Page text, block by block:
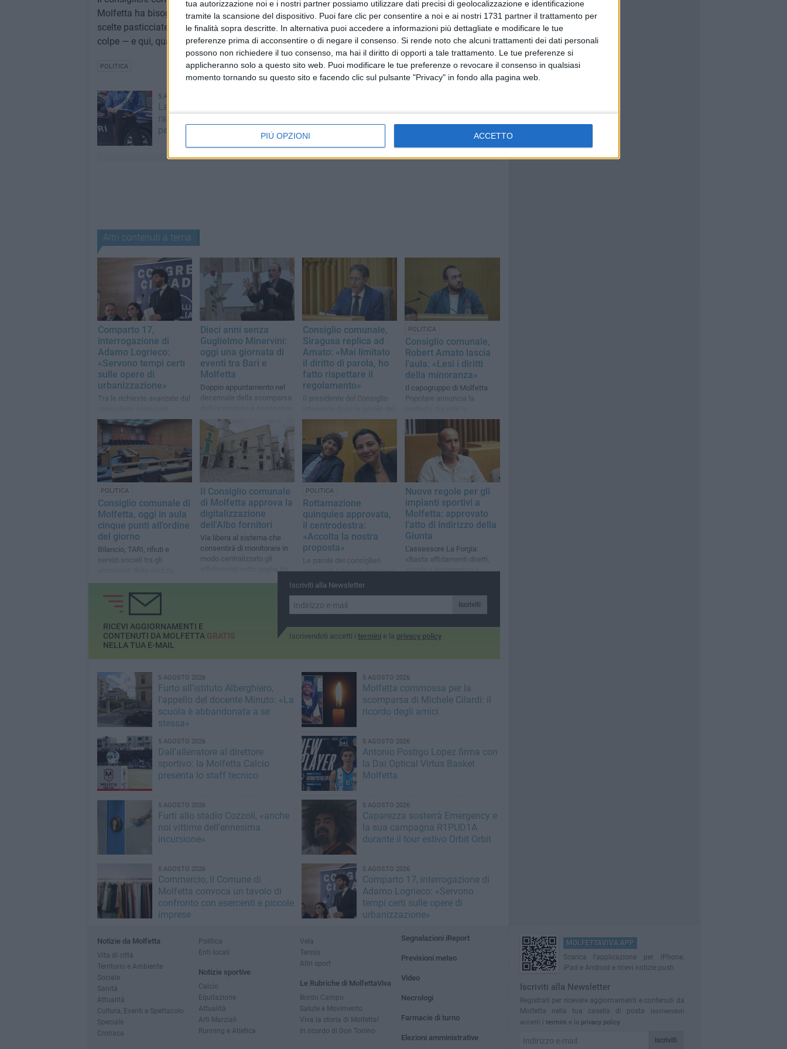
tua autorizzazione noi e i nostri partner possiamo utilizzare dati precisi di geolocalizzazione e identificazione
tramite la scansione del dispositivo. Puoi fare clic per consentire a noi e ai nostri 1731 partner il trattamento per
le finalità sopra descritte. In alternativa puoi accedere a informazioni più dettagliate e modificare le tue
preferenze prima di acconsentire o di negare il consenso. Si rende noto che alcuni trattamenti dei dati personali
possono non richiedere il tuo consenso, ma hai il diritto di opporti a tale trattamento. Le tue preferenze si
applicheranno solo a questo sito web. Puoi modificare le tue preferenze o revocare il consenso in qualsiasi
momento tornando su questo sito e facendo clic sul pulsante "Privacy" in fondo alla pagina web.
PIÙ OPZIONI ACCETTO
Molfetta ha bisogno di regole chiare, trasparenza e responsabilità vera, non di scaricabarile e
scelte pasticciate. Il tempo dell'approssimazione è finito: chi governa deve assumersi le proprie
colpe — e qui, qualcuno, ne ha accumulate fin troppe».
POLITICA
5 AGOSTO 2026
Ladri all'istituto Alberghiero:
razzia di apparecchiature,
persino una tv
Altri contenuti a tema
Comparto 17,
interrogazione di
Adamo Logrieco:
«Servono tempi certi
sulle opere di
urbanizzazione»
Tra le richieste avanzate dal
figurano informazioni sullo
stato di avanzamento delle
opere previste
Dieci anni senza
Guglielmo Minervini:
oggi una giornata di
eventi tra Bari e
Molfetta
Doppio appuntamento nel
decennale della scomparsa
regionale
Consiglio comunale,
Siragusa replica ad
Amato: «Mai limitato
il diritto di parola, ho
fatto rispettare il
regolamento»
Il presidente del Consiglio
capogruppo di Molfetta
POLITICA
Consiglio comunale,
Robert Amato lascia
l'aula: «Lesi i diritti
della minoranza»
Il capogruppo di Molfetta
Popolare annuncia la
discussione sul DUP
POLITICA
Consiglio comunale di
Molfetta, oggi in aula
cinque punti all'ordine
del giorno
Bilancio, TARI, rifiuti e
servizi sociali tra gli
convocata
Il Consiglio comunale
di Molfetta approva la
digitalizzazione
dell'Albo fornitori
Via libera al sistema che
consentirà di monitorare in
modo centralizzato gli
affidamenti sotto soglia tra i
POLITICA
Rottamazione
quinquies approvata,
il centrodestra:
«Accolta la nostra
proposta»
Le parole dei consiglieri
comunali Adamo Logrieco e
Mariangela Azzollini
Nuove regole per gli
impianti sportivi a
Molfetta: approvato
l'atto di indirizzo della
Giunta
L'assessore La Forgia:
«Basta affidamenti diretti,
spazio a trasparenza e
Iscriviti alla Newsletter
Iscriviti
Iscrivendoti accetti i termini e la privacy policy
RICEVI AGGIORNAMENTI E
CONTENUTI DA MOLFETTA GRATIS
NELLA TUA E-MAIL
5 AGOSTO 2026
Furto all'istituto Alberghiero,
l'appello del docente Minuto: «La
scuola è abbandonata a se
stessa»
5 AGOSTO 2026
Molfetta commossa per la
scomparsa di Michele Cilardi: il
ricordo degli amici
5 AGOSTO 2026
Dall'allenatore al direttore
sportivo: la Molfetta Calcio
presenta lo staff tecnico
5 AGOSTO 2026
Antonio Postigo Lopez firma con
la Dai Optical Virtus Basket
Molfetta
5 AGOSTO 2026
Furti allo stadio Cozzoli, «anche
noi vittime dell’ennesima
incursione»
5 AGOSTO 2026
Caparezza sosterrà Emergency e
la sua campagna R1PUD1A
durante il tour estivo Orbit Orbit
5 AGOSTO 2026
Commercio, il Comune di
Molfetta convoca un tavolo di
confronto con esercenti e piccole
imprese
5 AGOSTO 2026
Comparto 17, interrogazione di
Adamo Logrieco: «Servono
tempi certi sulle opere di
urbanizzazione»
Notizie da Molfetta
Vita di città
Territorio e Ambiente
Sociale
Sanità
Attualità
Cultura, Eventi e Spettacolo
Speciale
Cronaca
Politica
Enti locali
Notizie sportive
Calcio
Equitazione
Attualità
Arti Marziali
Running e Atletica
Vela
Tennis
Altri sport
Le Rubriche di MolfettaViva
Bordo Campo
Salute e Movimento
Viva la storia di Molfetta!
In ricordo di Don Tonino
Segnalazioni iReport
Previsioni meteo
Video
Necrologi
Farmacie di turno
Elezioni amministrative
MOLFETTAVIVA APP
Scarica l'applicazione per iPhone,
iPad e Android e ricevi notizie push
Iscriviti alla Newsletter
Registrati per ricevere aggiornamenti e contenuti da
Molfetta nella tua casella di posta
Iscrivendoti
accetti i termini e la privacy policy
Iscriviti